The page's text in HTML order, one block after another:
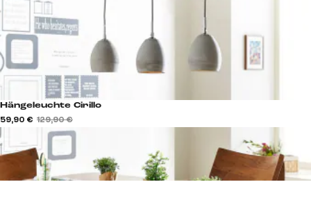
Hängeleuchte Cirillo
59,90 € 129,90 €